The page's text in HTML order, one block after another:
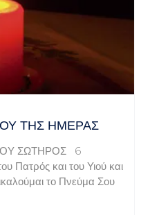
ΤΗΣ ΗΜΈΡΑΣ
ΣΩΤΗΡΟΣ 6
Πατρός και του Υιού και
το Πνεύμα Σου